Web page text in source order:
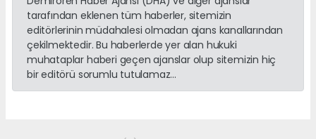
tarafından eklenen tüm haberler, sitemizin
editörlerinin müdahalesi olmadan ajans kanallarından
çekilmektedir. Bu haberlerde yer alan hukuki
muhataplar haberi geçen ajanslar olup sitemizin hiç
bir editörü sorumlu tutulamaz...